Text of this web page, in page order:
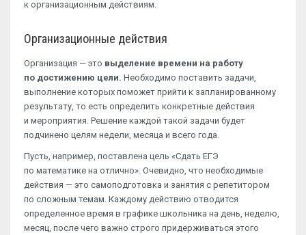
к организационным действиям.
Организационные действия
Организация — это выделение времени на работу
по достижению цели. Необходимо поставить задачи,
выполнение которых поможет прийти к запланированному
результату, то есть определить конкретные действия
и мероприятия. Решение каждой такой задачи будет
подчинено целям недели, месяца и всего года.
Пусть, например, поставлена цель «Сдать ЕГЭ
по математике на отлично». Очевидно, что необходимые
действия — это самоподготовка и занятия с репетитором
по сложным темам. Каждому действию отводится
определенное время в графике школьника на день, неделю,
месяц, после чего важно строго придерживаться этого